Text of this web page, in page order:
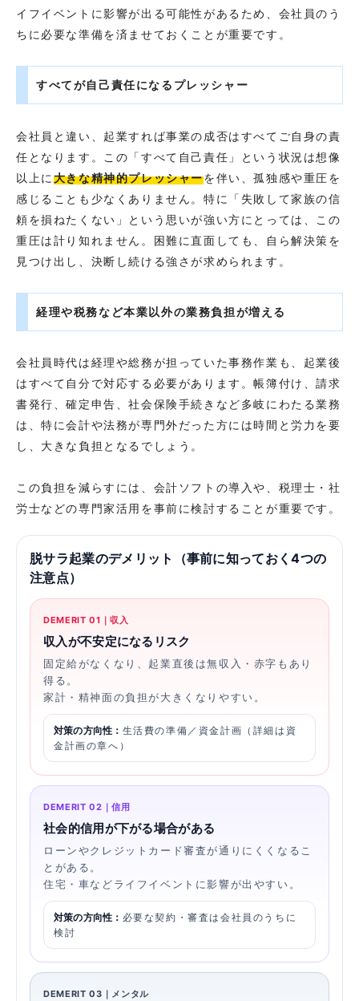
イフイベントに影響が出る可能性があるため、会社員のう
ちに必要な準備を済ませておくことが重要です。
すべてが自己責任になるプレッシャー
会社員と違い、起業すれば事業の成否はすべてご自身の責
任となります。この「すべて自己責任」という状況は想像
以上に 大きな精神的プレッシャーを伴い、孤独感や重圧を
感じることも少なくありません。特に「失敗して家族の信
頼を損ねたくない」という思いが強い方にとっては、この
重圧は計り知れません。困難に直面しても、自ら解決策を
見つけ出し、決断し続ける強さが求められます。
経理や税務など本業以外の業務負担が増える
会社員時代は経理や総務が担っていた事務作業も、起業後
はすべて自分で対応する必要があります。帳簿付け、請求
書発行、確定申告、社会保険手続きなど多岐にわたる業務
は、特に会計や法務が専門外だった方には時間と労力を要
し、大きな負担となるでしょう。
この負担を減らすには、会計ソフトの導入や、税理士・社
労士などの専門家活用を事前に検討することが重要です。
脱サラ起業のデメリット（事前に知っておく4つの
注意点）
DEMERIT 01｜収入
収入が不安定になるリスク
固定給がなくなり、起業直後は無収入・赤字もあり
得る。
家計・精神面の負担が大きくなりやすい。
対策の方向性： 生活費の準備／資金計画（詳細は資
金計画の章へ）
DEMERIT 02｜信用
社会的信用が下がる場合がある
ローンやクレジットカード審査が通りにくくなるこ
とがある。
住宅・車などライフイベントに影響が出やすい。
対策の方向性： 必要な契約・審査は会社員のうちに
検討
DEMERIT 03｜メンタル